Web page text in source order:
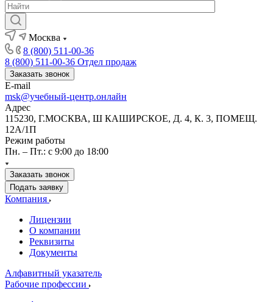
Москва
8 (800) 511-00-36
8 (800) 511-00-36 Отдел продаж
Заказать звонок
E-mail
msk@учебный-центр.онлайн
Адрес
115230, Г.МОСКВА, Ш КАШИРСКОЕ, Д. 4, К. 3, ПОМЕЩ.
12А/1П
Режим работы
Пн. – Пт.: с 9:00 до 18:00
Заказать звонок
Подать заявку
Компания
Лицензии
О компании
Реквизиты
Документы
Алфавитный указатель
Рабочие профессии